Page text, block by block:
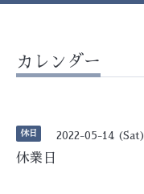
カレンダー
休日 2022-05-14 (Sat)
休業日